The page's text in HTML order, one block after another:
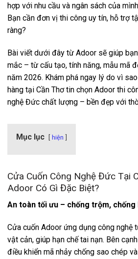
hợp với nhu cầu và ngân sách của
Bạn cần đơn vị thi công uy tín, hỗ trợ
ràng?
Bài viết dưới đây từ Adoor sẽ giúp
mắc – từ cấu tạo, tính năng, mẫu mã
năm 2026. Khám phá ngay lý do vì
hàng tại Cần Thơ tin chọn Adoor thi
nghệ Đức chất lượng – bền đẹp với
Mục lục hiện
Cửa Cuốn Công Nghệ Đức Tại
Adoor Có Gì Đặc Biệt?
An toàn tối ưu – chống trộm, chống
Cửa cuốn Adoor ứng dụng công nghệ
vật cản, giúp hạn chế tai nạn. Bên
điều khiển mã nhảy chống sao chép